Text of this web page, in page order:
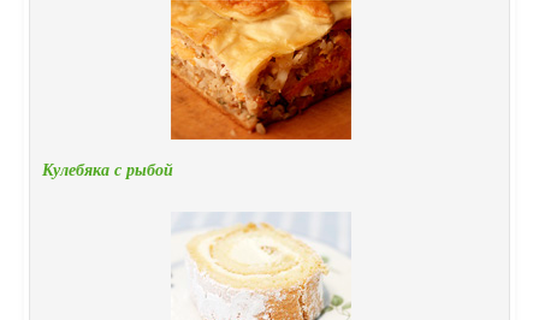
Кулебяка с рыбой